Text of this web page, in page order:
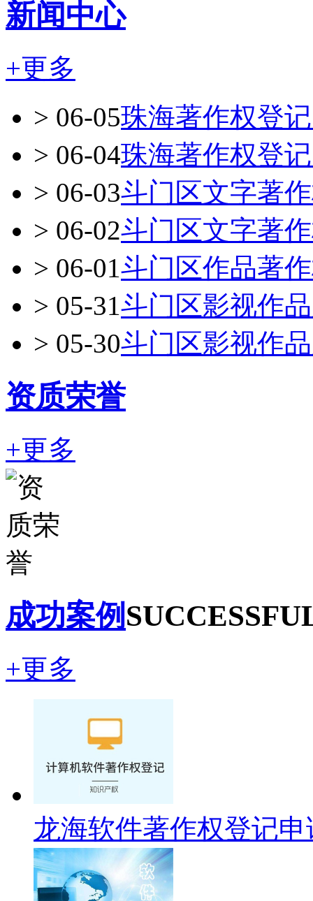
新闻中心
+更多
> 06-05珠海著作权登
> 06-04珠海著作权登
> 06-03斗门区文字著
> 06-02斗门区文字著
> 06-01斗门区作品著
> 05-31斗门区影视作
> 05-30斗门区影视作
资质荣誉
+更多
成功案例
+更多
龙海软件著作权登记申